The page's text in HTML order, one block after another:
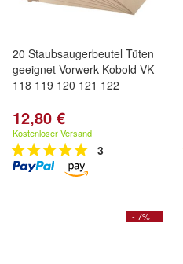
20 Staubsaugerbeutel Tüten
geeignet Vorwerk Kobold VK
118 119 120 121 122
12,80 €
Kostenloser Versand
3
- 7%